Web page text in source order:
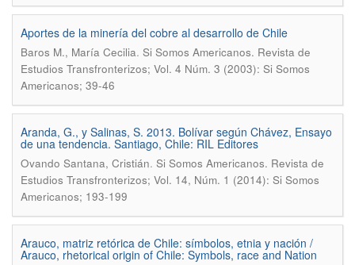
Aportes de la minería del cobre al desarrollo de Chile
Baros M., María Cecilia. Si Somos Americanos. Revista de
Estudios Transfronterizos; Vol. 4 Núm. 3 (2003): Si Somos
Americanos; 39-46
Aranda, G., y Salinas, S. 2013. Bolívar según Chávez, Ensayo
de una tendencia. Santiago, Chile: RIL Editores
Ovando Santana, Cristián. Si Somos Americanos. Revista de
Estudios Transfronterizos; Vol. 14, Núm. 1 (2014): Si Somos
Americanos; 193-199
Arauco, matriz retórica de Chile: símbolos, etnia y nación /
Arauco, rhetorical origin of Chile: Symbols, race and Nation